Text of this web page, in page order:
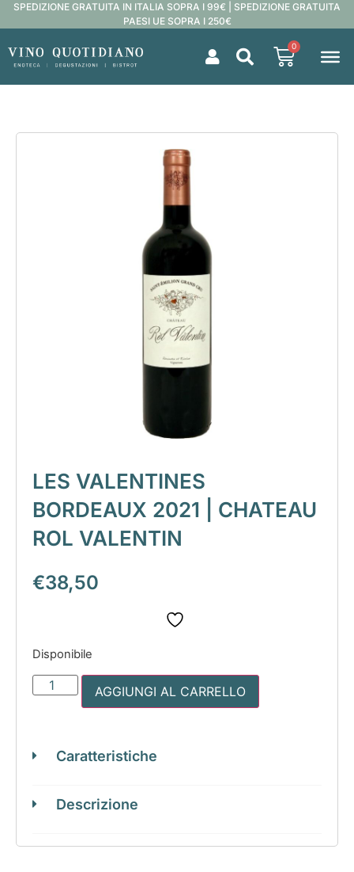
SPEDIZIONE GRATUITA IN ITALIA SOPRA I 99€ | SPEDIZIONE GRATUITA
PAESI UE SOPRA I 250€
0
LES VALENTINES
BORDEAUX 2021 | CHATEAU
ROL VALENTIN
€38,50
Disponibile
AGGIUNGI AL CARRELLO
Caratteristiche
Descrizione